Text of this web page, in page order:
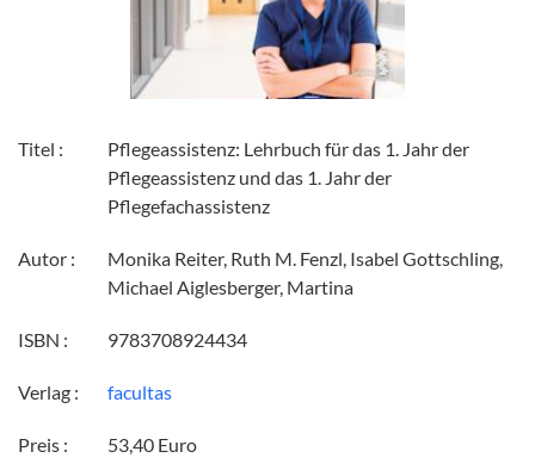
Titel :
Pflegeassistenz: Lehrbuch für das 1. Jahr der
Pflegeassistenz und das 1. Jahr der
Pflegefachassistenz
Autor :
Monika Reiter, Ruth M. Fenzl, Isabel Gottschling,
Michael Aiglesberger, Martina
ISBN : 9783708924434
Verlag : facultas
Preis : 53,40 Euro